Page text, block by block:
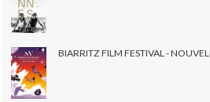
BIARRITZ FILM FESTIVAL -